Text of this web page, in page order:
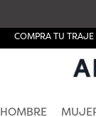
COMPRA TU TRAJE
HOMBRE